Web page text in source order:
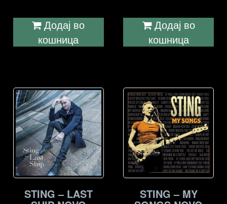
Додај во
кошница
Додај во
кошница
STING – LAST STING – MY